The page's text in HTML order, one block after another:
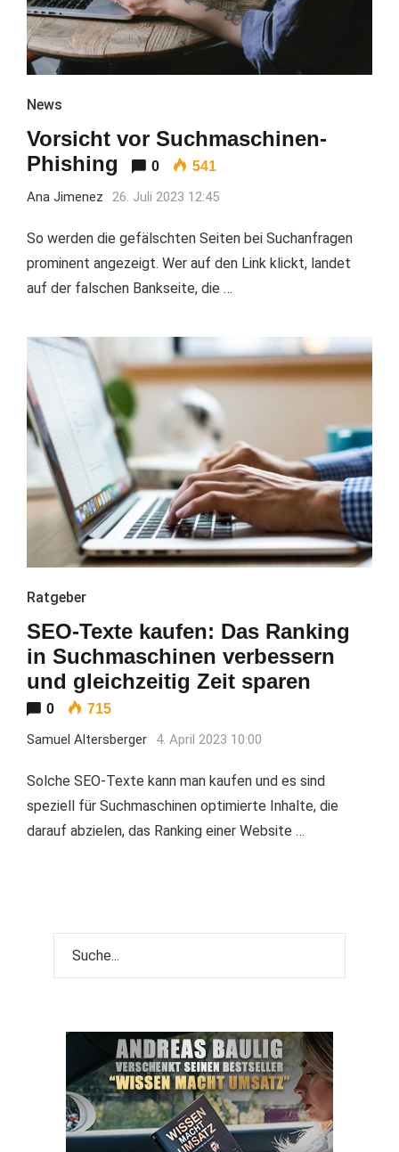
News
Vorsicht vor Suchmaschinen-
Phishing
0 541
Ana Jimenez 26. Juli 2023 12:45
So werden die gefälschten Seiten bei Suchanfragen
prominent angezeigt. Wer auf den Link klickt, landet
auf der falschen Bankseite, die …
Ratgeber
SEO-Texte kaufen: Das Ranking
in Suchmaschinen verbessern
und gleichzeitig Zeit sparen
0 715
Samuel Altersberger 4. April 2023 10:00
Solche SEO-Texte kann man kaufen und es sind
speziell für Suchmaschinen optimierte Inhalte, die
darauf abzielen, das Ranking einer Website …